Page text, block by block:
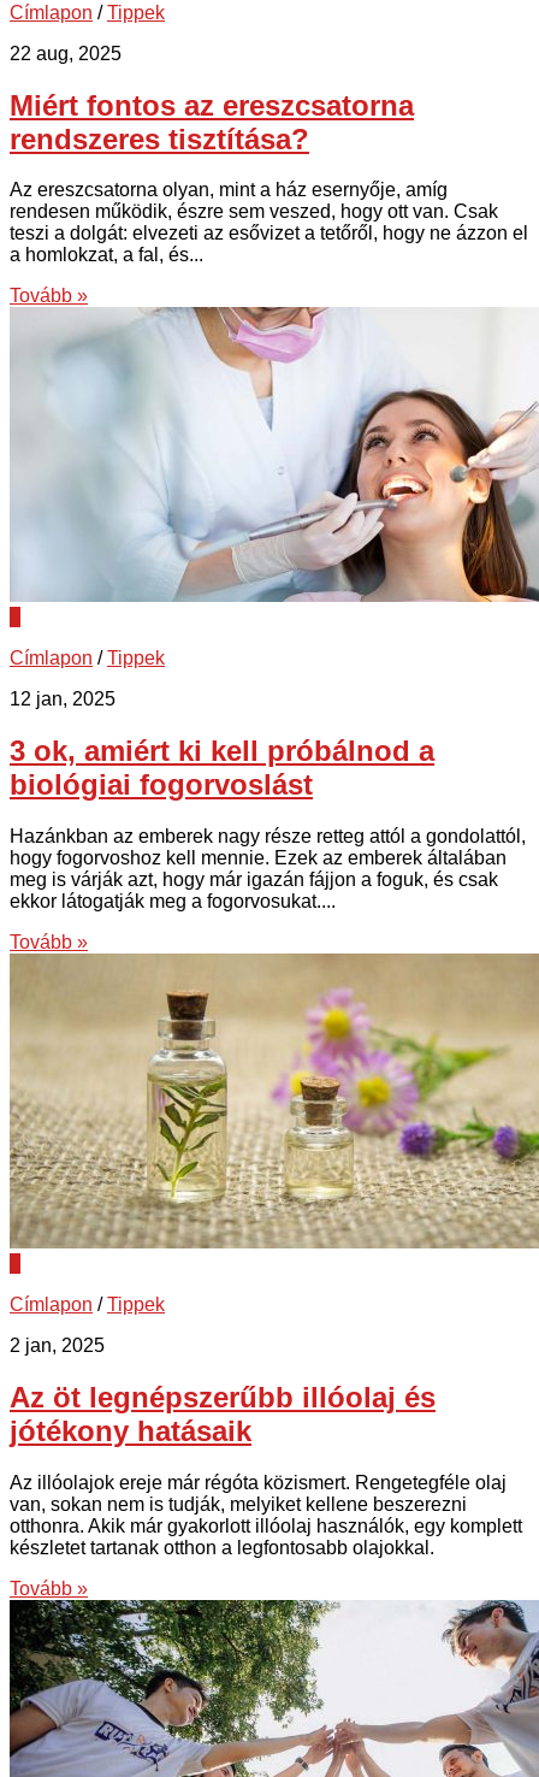
Címlapon /Tippek
22 aug, 2025
Miért fontos az ereszcsatorna
rendszeres tisztítása?
Az ereszcsatorna olyan, mint a ház esernyője, amíg
rendesen működik, észre sem veszed, hogy ott van. Csak
teszi a dolgát: elvezeti az esővizet a tetőről, hogy ne ázzon el
a homlokzat, a fal, és...
Tovább »
Címlapon /Tippek
12 jan, 2025
3 ok, amiért ki kell próbálnod a
biológiai fogorvoslást
Hazánkban az emberek nagy része retteg attól a gondolattól,
hogy fogorvoshoz kell mennie. Ezek az emberek általában
meg is várják azt, hogy már igazán fájjon a foguk, és csak
ekkor látogatják meg a fogorvosukat....
Tovább »
Címlapon /Tippek
2 jan, 2025
Az öt legnépszerűbb illóolaj és
jótékony hatásaik
Az illóolajok ereje már régóta közismert. Rengetegféle olaj
van, sokan nem is tudják, melyiket kellene beszerezni
otthonra. Akik már gyakorlott illóolaj használók, egy komplett
készletet tartanak otthon a legfontosabb olajokkal.
Tovább »